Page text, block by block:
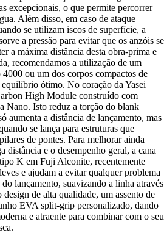
excepcionais, o que permite percorrer
Além disso, em caso de ataque
se utilizam iscos de superfície, a
a pressão para evitar que os anzóis se
a máxima distância desta obra-prima e
recomendamos a utilização de um
ou um dos corpos compactos de
ótimo. No coração da Yasei
High Module construído com
Nano. Isto reduz a torção do blank
aumenta a distância de lançamento, mas
se lança para estruturas que
de pontes. Para melhorar ainda
distância e o desempenho geral, a cana
K em Fuji Alconite, recentemente
e ajudam a evitar qualquer problema
lançamento, suavizando a linha através
de alta qualidade, um assento de
EVA split-grip personalizado, dando
e atraente para combinar com o seu